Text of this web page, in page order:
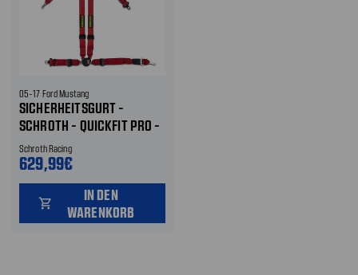
05-17 Ford Mustang
SICHERHEITSGURT -
SCHROTH - QUICKFIT PRO -
HOSENTRÄGERGURT VORNE
LINKS - ROT VORNE LINKS
Schroth Racing
629,99€
shopping_cart
IN DEN
WARENKORB